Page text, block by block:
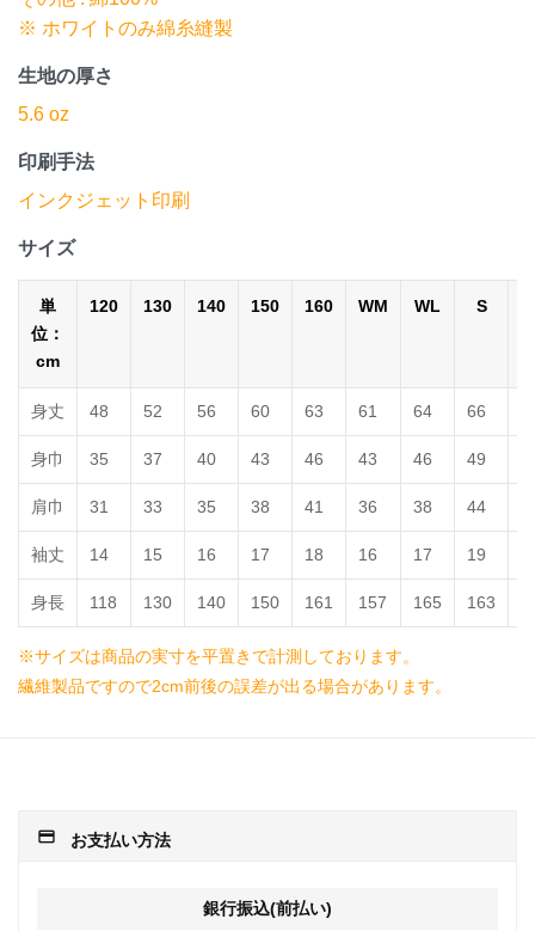
※ ホワイトのみ綿糸縫製
生地の厚さ
5.6 oz
印刷手法
インクジェット印刷
サイズ
単
位：
cm
120 130 140 150 160 WM WL S
身丈 48 52 56 60 63 61 64 66
身巾 35 37 40 43 46 43 46 49
肩巾 31 33 35 38 41 36 38 44
袖丈 14 15 16 17 18 16 17 19
身長 118 130 140 150 161 157 165 163
※サイズは商品の実寸を平置きで計測しております。
繊維製品ですので2cm前後の誤差が出る場合があります。
payment お支払い方法
銀行振込(前払い)